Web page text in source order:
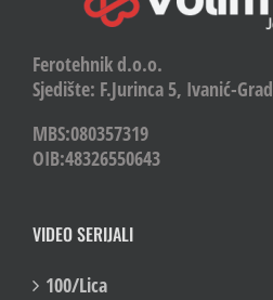
Ferotehnik d.o.o.
Sjedište: F.Jurinca 5, Ivanić-Grad
MBS:080357319
OIB:48326550643
VIDEO SERIJALI
100/Lica